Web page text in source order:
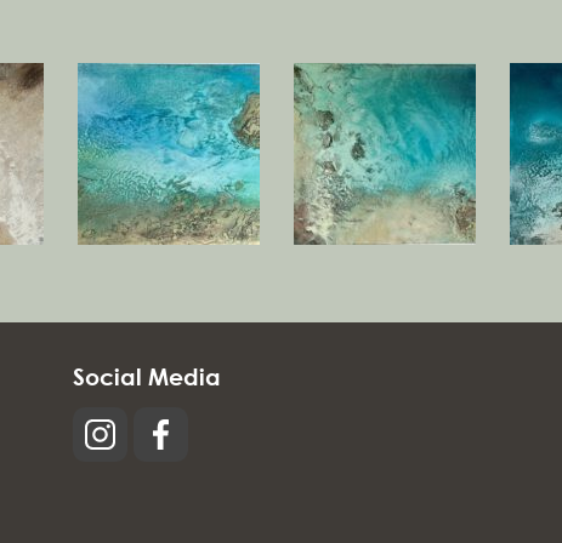
Social Media